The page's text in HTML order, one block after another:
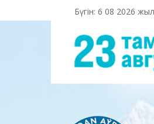
Бүгін: 6 08 2026